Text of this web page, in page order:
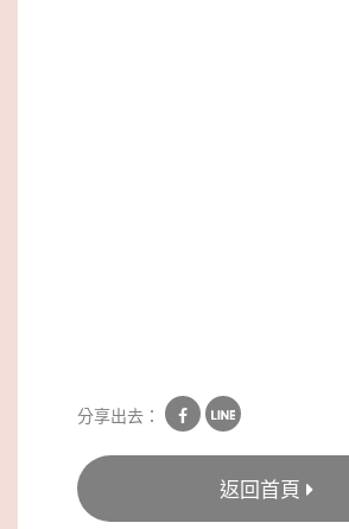
分享出去：
返回首頁